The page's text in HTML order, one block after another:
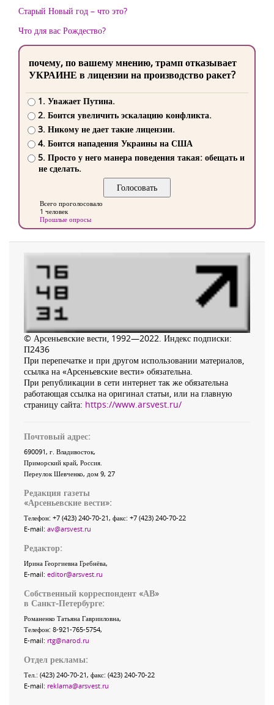
Старый Новый год – что это?
Что для вас Рождество?
почему, по вашему мнению, трамп отказывает
УКРАИНЕ в лицензии на производство ракет?
1. Уважает Путина.
2. Боится увеличить эскалацию конфликта.
3. Никому не дает такие лицензии.
4. Боится нападения Украины на США
5. Просто у него манера поведения такая: обещать и
не сделать.
Всего проголосовало
1 человек
Прошлые опросы
© Арсеньевские вести, 1992—2022. Индекс подписки:
П2436
При перепечатке и при другом использовании материалов,
ссылка на «Арсеньевские вести» обязательна.
При републикации в сети интернет так же обязательна
работающая ссылка на оригинал статьи, или на главную
страницу сайта: https://www.arsvest.ru/
Почтовый адрес:
690091, г. Владивосток,
Приморский край, Россия
Переулок Шевченко, дом 9, 27
Редакция газеты
«Арсеньевские вести»:
Телефон: +7 (423) 240-70-21, факс: +7 (423) 240-70-22
E-mail: av@arsvest.ru
Редактор:
Ирина Георгиевна Гребнёва,
E-mail: editor@arsvest.ru
Собственный корреспондент «АВ»
в Санкт-Петербурге:
Романенко Татьяна Гаврииловна,
Телефон: 8-921-765-5754,
E-mail: rtg@narod.ru
Отдел рекламы:
Тел.: (423) 240-70-21, факс: (423) 240-70-22
E-mail: reklama@arsvest.ru